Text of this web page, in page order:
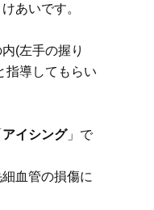
あいです。
(左手の握り
指導してもらい
アイシング」で
血管の損傷に